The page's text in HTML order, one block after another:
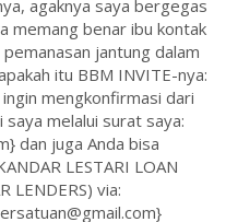
agaknya saya bergegas
memang benar ibu kontak
jantung dalam
itu BBM INVITE-nya:
mengkonfirmasi dari
saya melalui surat saya:
dan juga Anda bisa
LESTARI LOAN
LENDERS) via: